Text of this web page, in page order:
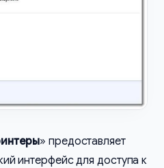
» предоставляет
интерфейс для доступа к